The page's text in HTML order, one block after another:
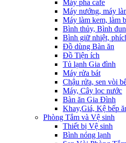
Máy pha cafe
Máy nướng, máy
Máy làm kem, làm
Bình thủy, Bình đun
Bình giữ nhiệt,
Đồ dùng Bàn ăn
Đồ Tiện ích
Tủ lạnh Gia đình
Máy rửa bát
Chậu rửa, sen vòi
Máy, Cây lọc nước
Bàn ăn Gia Đình
Khay,Giá, Kệ bếp
Phòng Tắm và Vệ sinh
Thiết bị Vệ sinh
Bình nóng lạnh